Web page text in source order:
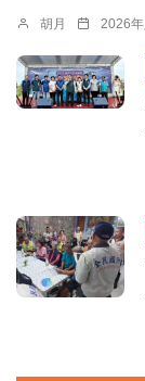
胡月 2026